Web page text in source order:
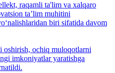
raqamli ta'lim va xalqaro
taʼlim muhitini
biri sifatida davom
oshirish, ochiq muloqotlarni
imkoniyatlar yaratishga